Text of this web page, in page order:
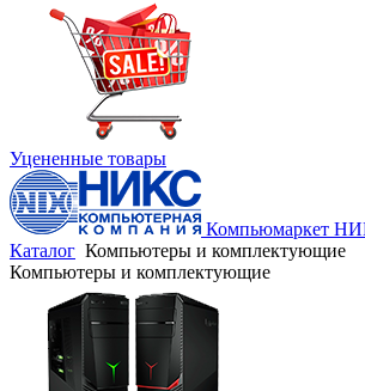
Уцененные товары
Компьюмаркет
Каталог Компьютеры и комплектующие
Компьютеры и комплектующие